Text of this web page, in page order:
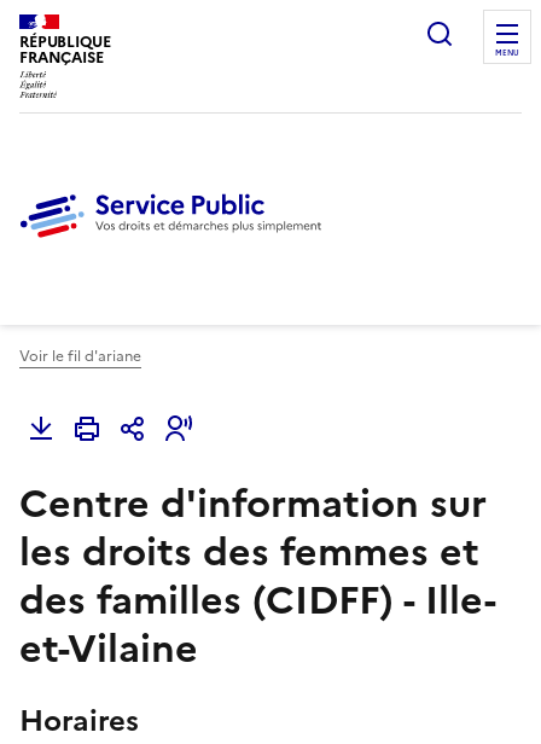
RÉPUBLIQUE
FRANÇAISE
Ouvrir
MENU
Voir le fil d'ariane
Centre d'information sur
les droits des femmes et
des familles (CIDFF) - Ille-
et-Vilaine
Horaires